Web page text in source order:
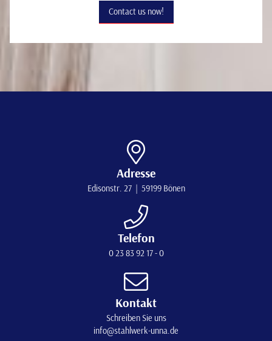
Contact us now!
Adresse
Edisonstr. 27 | 59199 Bönen
Telefon
0 23 83 92 17 - 0
Kontakt
Schreiben Sie uns
info@stahlwerk-unna.de